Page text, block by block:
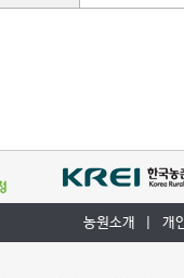
농원소개 개